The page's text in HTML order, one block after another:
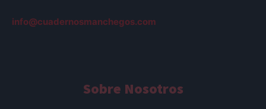
info@cuadernosmanchegos.com
Sobre Nosotros